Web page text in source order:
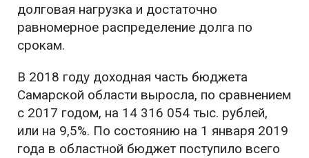
долговая нагрузка и достаточно
равномерное распределение долга по
срокам.
В 2018 году доходная часть бюджета
Самарской области выросла, по сравнением
с 2017 годом, на 14 316 054 тыс. рублей,
или на 9,5%. По состоянию на 1 января 2019
года в областной бюджет поступило всего